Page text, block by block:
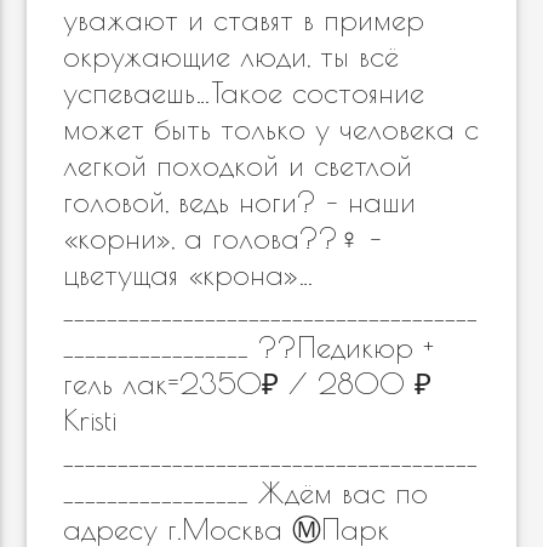
уважают и ставят в пример
окружающие люди, ты всё
успеваешь…Такое состояние
может быть только у человека с
легкой походкой и светлой
головой, ведь ноги? – наши
«корни», а голова??‍♀️ –
цветущая «крона»…
_________________ ??Педикюр +
гель лак=2350₽ / 2800 ₽
Kristi
_________________ Ждём вас по
адресу г.Москва Ⓜ️Парк